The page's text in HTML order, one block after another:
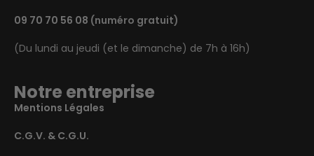
09 70 70 56 08 (numéro gratuit)
(Du lundi au jeudi (et le dimanche) de 7h à 16h)
Notre entreprise
Mentions Légales
C.G.V. & C.G.U.